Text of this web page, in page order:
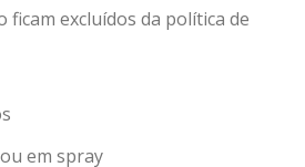
excluídos da política de
em spray